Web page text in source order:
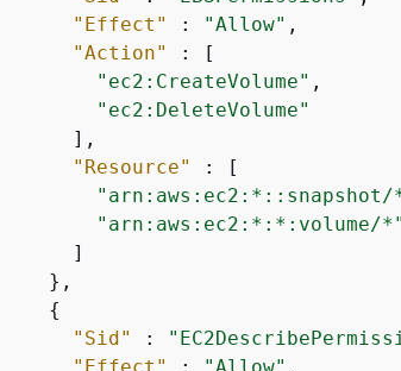
"Effect"
: "Allow" ,
"Action"
: [
"ec2:CreateVolume" ,
"ec2:DeleteVolume"
      ],
"Resource"
: [
"arn:aws:ec2:*::snapshot/
"arn:aws:ec2:*:*:volume/*"
      ]
    },
{
"Sid"
: